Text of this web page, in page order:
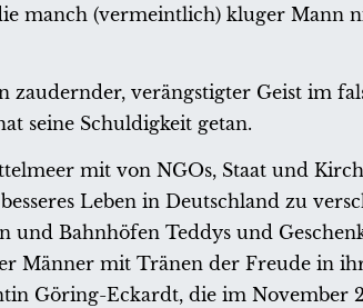
manch (vermeintlich) kluger Mann
verängstigter Geist im
seine Schuldigkeit getan.
mit von NGOs, Staat und
Leben in Deutschland zu
und Bahnhöfen Teddys und
Männer mit Tränen der Freude in
Göring-Eckardt, die im November